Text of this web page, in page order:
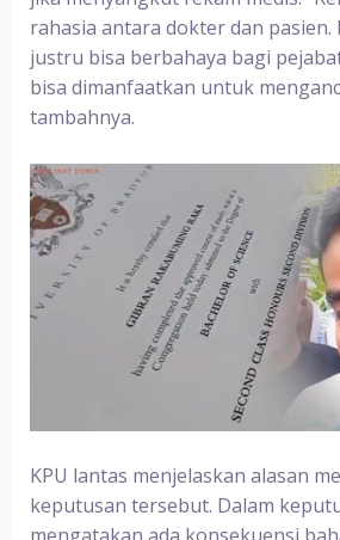
rahasia antara dokter dan pasien.
justru bisa berbahaya bagi
bisa dimanfaatkan untuk
tambahnya.
KPU lantas menjelaskan alasan
keputusan tersebut. Dalam